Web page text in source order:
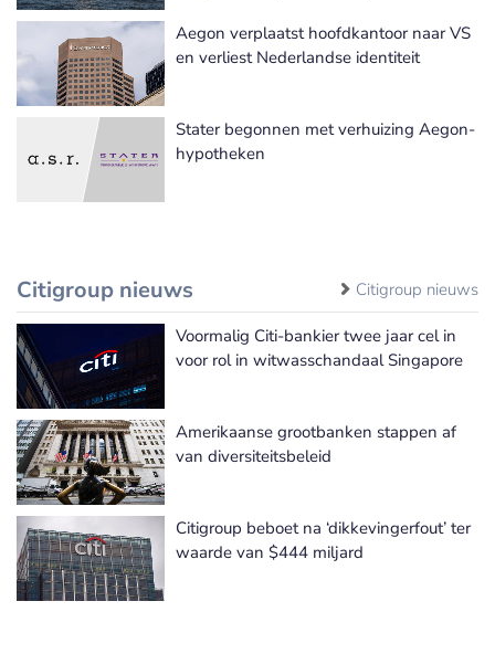
Aegon verplaatst hoofdkantoor naar VS
en verliest Nederlandse identiteit
Stater begonnen met verhuizing Aegon-
hypotheken
Citigroup nieuws Citigroup nieuws
Voormalig Citi-bankier twee jaar cel in
voor rol in witwasschandaal Singapore
Amerikaanse grootbanken stappen af
van diversiteitsbeleid
Citigroup beboet na ‘dikkevingerfout’ ter
waarde van $444 miljard